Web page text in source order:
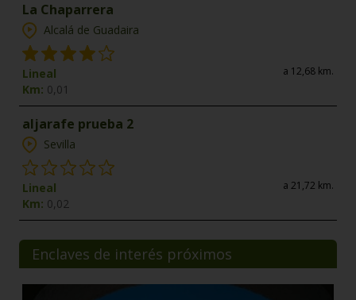
La Chaparrera
Alcalá de Guadaira
Lineal
Km: 0,01
a 12,68 km.
aljarafe prueba 2
Sevilla
Lineal
Km: 0,02
a 21,72 km.
Enclaves de interés próximos